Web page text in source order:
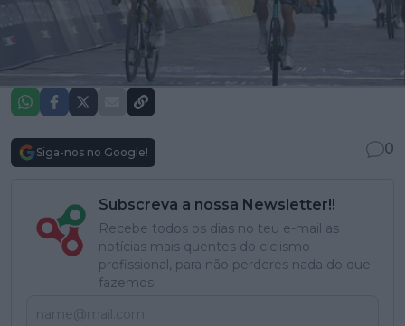
Siga-nos no Google! 0
Subscreva a nossa Newsletter!!
Recebe todos os dias no teu e-mail as
notícias mais quentes do ciclismo
profissional, para não perderes nada do que
fazemos.